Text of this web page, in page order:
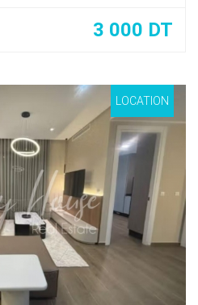
optimisé. L'appartement
scolaires, des commerces,
infrastructures de transport.
en toute saison par un
et une climatisation par
sous-sol complète ce bien.
3 000 DT
LOCATION